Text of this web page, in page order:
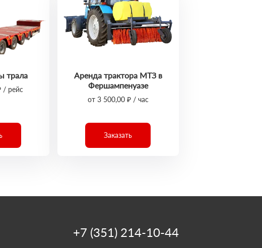
трала
/ рейс
Аренда трактора МТЗ в
Фершампенуазе
от 3 500,00 ₽ / час
Заказать
+7 (351) 214-10-44